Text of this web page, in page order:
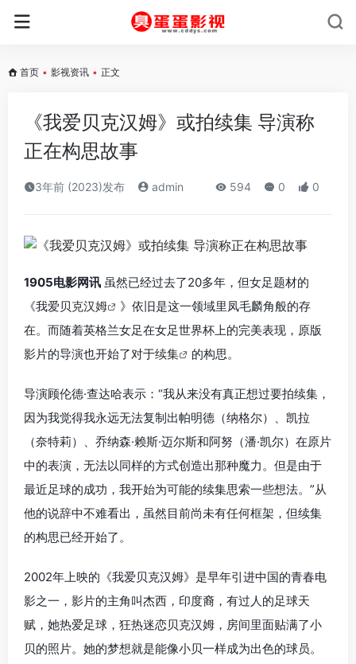
首页 • 影视资讯 • 正文
《我爱贝克汉姆》或拍续集 导演称
正在构思故事
3年前 (2023)发布 admin 594 0 0
1905电影网讯 虽然已经过去了20多年，但女足题材的
《我爱贝克汉姆
》依旧是这一领域里凤毛麟角般的存
在。而随着英格兰女足在女足世界杯上的完美表现，原版
影片的导演也开始了对于续集 的构思。
导演顾伦德·查达哈表示：“我从来没有真正想过要拍续集，
因为我觉得我永远无法复制出帕明德（纳格尔）、凯拉
（奈特莉）、乔纳森·赖斯·迈尔斯和阿努（潘·凯尔）在原片
中的表演，无法以同样的方式创造出那种魔力。但是由于
最近足球的成功，我开始为可能的续集思索一些想法。”从
他的说辞中不难看出，虽然目前尚未有任何框架，但续集
的构思已经开始了。
2002年上映的《我爱贝克汉姆》是早年引进中国的青春电
影之一，影片的主角叫杰西，印度裔，有过人的足球天
赋，她热爱足球，狂热迷恋贝克汉姆，房间里面贴满了小
贝的照片。她的梦想就是能像小贝一样成为出色的球员。